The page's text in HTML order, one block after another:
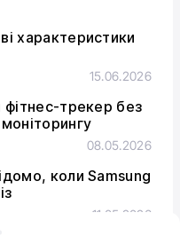
характеристики
15.06.2026
трекер без
08.05.2026
коли Samsung
11.05.2026